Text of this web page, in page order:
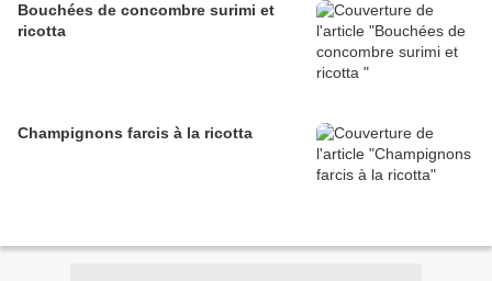
Bouchées de concombre surimi et
ricotta
Champignons farcis à la ricotta